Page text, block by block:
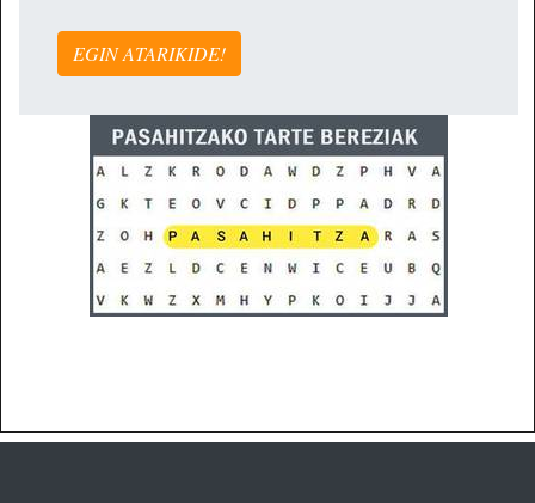
EGIN ATARIKIDE!